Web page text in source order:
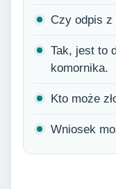
Czy odpis z
Tak, jest to
komornika.
Kto może
Wniosek